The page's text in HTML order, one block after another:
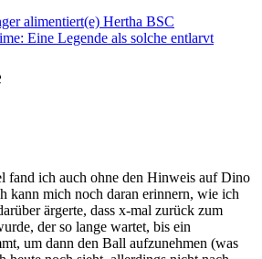
alimentiert(e) Hertha BSC
Eine Legende als solche entlarvt
fand ich auch ohne den Hinweis auf Dino
kann mich noch daran erinnern, wie ich
ärgerte, dass x-mal zurück zum
der so lange wartet, bis ein
um dann den Ball aufzunehmen (was